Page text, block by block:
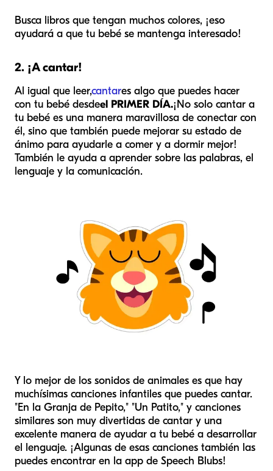
Busca libros que tengan muchos colores, ¡eso
ayudará a que tu bebé se mantenga interesado!
2. ¡A cantar!
Al igual que leer,cantares algo que puedes hacer
con tu bebé desdeel PRIMER DÍA.¡No solo cantar a
tu bebé es una manera maravillosa de conectar con
él, sino que también puede mejorar su estado de
ánimo para ayudarle a comer y a dormir mejor!
También le ayuda a aprender sobre las palabras, el
lenguaje y la comunicación.
Y lo mejor de los sonidos de animales es que hay
muchísimas canciones infantiles que puedes cantar.
"En la Granja de Pepito," "Un Patito," y canciones
similares son muy divertidas de cantar y una
excelente manera de ayudar a tu bebé a desarrollar
el lenguaje. ¡Algunas de esas canciones también las
puedes encontrar en la app de Speech Blubs!